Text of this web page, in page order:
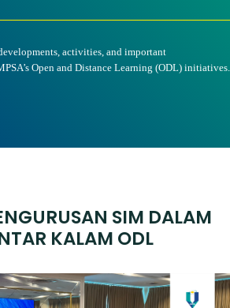
activities, and important
Open and Distance Learning (ODL) initiatives.
SIM DALAM
KALAM ODL